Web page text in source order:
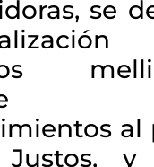
se
al
Justos,